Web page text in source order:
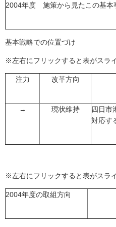
2004年度 施策から見たこの基本
基本戦略での位置づけ
※左右にフリックすると表がスラ
注力 改革方向
→ 現状維持
四日市
対応す
※左右にフリックすると表がスラ
2004年度の取組方向